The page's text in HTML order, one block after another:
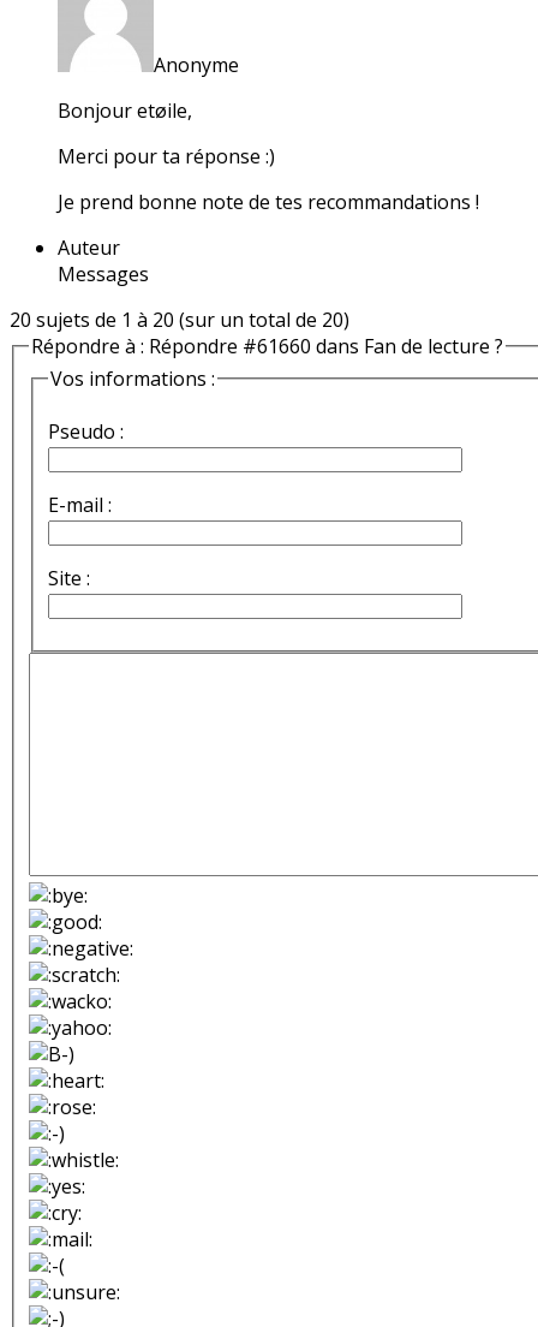
Anonyme
Bonjour etøile,
Merci pour ta réponse :)
Je prend bonne note de tes recommandations !
Auteur
Messages
20 sujets de 1 à 20 (sur un total de 20)
Répondre à : Répondre #61660 dans Fan de lecture ?
Vos informations :
Pseudo :
E-mail :
Site :